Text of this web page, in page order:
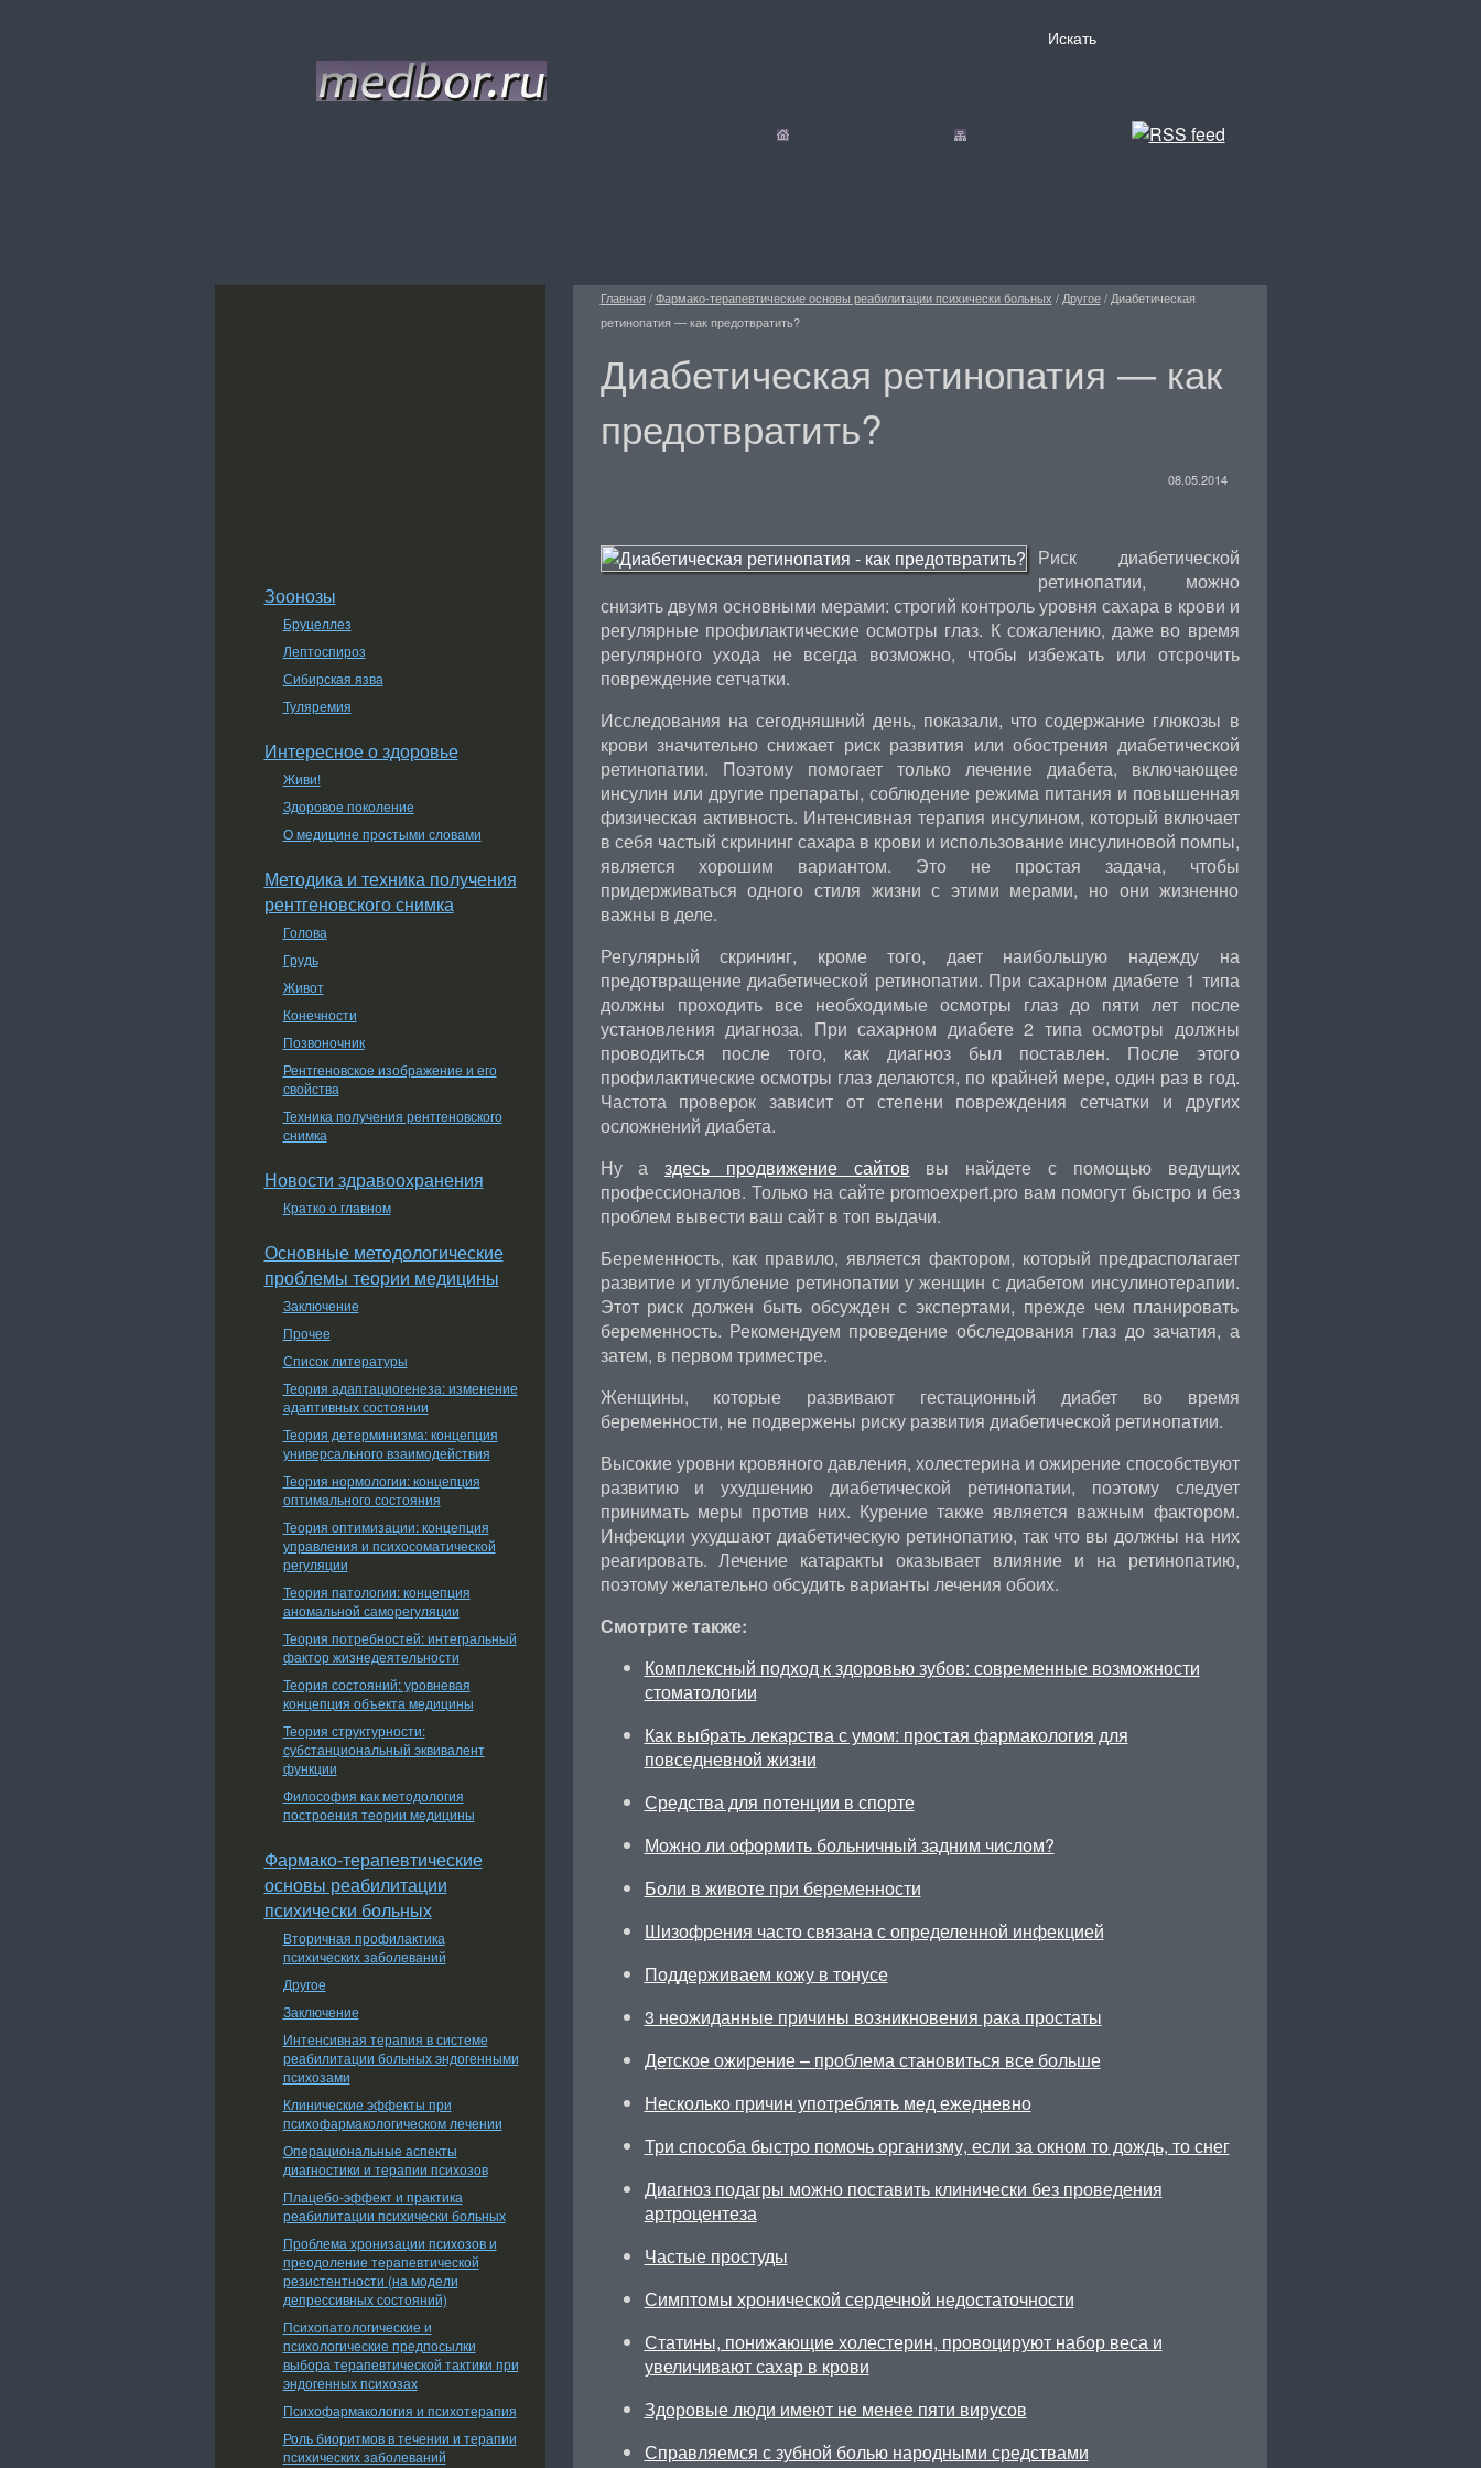
Главная /Фармако-терапевтические основы реабилитации психически больных / Другое/ Диабетическая
ретинопатия — как предотвратить?
Диабетическая ретинопатия — как
предотвратить?
08.05.2014
Риск диабетической
ретинопатии, можно
снизить двумя основными мерами: строгий контроль уровня сахара в крови и
регулярные профилактические осмотры глаз. К сожалению, даже во время
регулярного ухода не всегда возможно, чтобы избежать или отсрочить
повреждение сетчатки.
Исследования на сегодняшний день, показали, что содержание глюкозы в
крови значительно снижает риск развития или обострения диабетической
ретинопатии. Поэтому помогает только лечение диабета, включающее
инсулин или другие препараты, соблюдение режима питания и повышенная
физическая активность. Интенсивная терапия инсулином, который включает
в себя частый скрининг сахара в крови и использование инсулиновой помпы,
является хорошим вариантом. Это не простая задача, чтобы
придерживаться одного стиля жизни с этими мерами, но они жизненно
важны в деле.
Регулярный скрининг, кроме того, дает наибольшую надежду на
предотвращение диабетической ретинопатии. При сахарном диабете 1 типа
должны проходить все необходимые осмотры глаз до пяти лет после
установления диагноза. При сахарном диабете 2 типа осмотры должны
проводиться после того, как диагноз был поставлен. После этого
профилактические осмотры глаз делаются, по крайней мере, один раз в год.
Частота проверок зависит от степени повреждения сетчатки и других
осложнений диабета.
Ну аздесь продвижение сайтов вы найдете с помощью ведущих
профессионалов. Только на сайте promoexpert.pro вам помогут быстро и без
проблем вывести ваш сайт в топ выдачи.
Беременность, как правило, является фактором, который предрасполагает
развитие и углубление ретинопатии у женщин с диабетом инсулинотерапии.
Этот риск должен быть обсужден с экспертами, прежде чем планировать
беременность. Рекомендуем проведение обследования глаз до зачатия, а
затем, в первом триместре.
Женщины, которые развивают гестационный диабет во время
беременности, не подвержены риску развития диабетической ретинопатии.
Высокие уровни кровяного давления, холестерина и ожирение способствуют
развитию и ухудшению диабетической ретинопатии, поэтому следует
принимать меры против них. Курение также является важным фактором.
Инфекции ухудшают диабетическую ретинопатию, так что вы должны на них
реагировать. Лечение катаракты оказывает влияние и на ретинопатию,
поэтому желательно обсудить варианты лечения обоих.
Смотрите также:
Комплексный подход к здоровью зубов: современные возможности
стоматологии
Как выбрать лекарства с умом: простая фармакология для
повседневной жизни
Средства для потенции в спорте
Можно ли оформить больничный задним числом?
Боли в животе при беременности
Шизофрения часто связана с определенной инфекцией
Поддерживаем кожу в тонусе
3 неожиданные причины возникновения рака простаты
Детское ожирение – проблема становиться все больше
Несколько причин употреблять мед ежедневно
Три способа быстро помочь организму, если за окном то дождь, то снег
Диагноз подагры можно поставить клинически без проведения
артроцентеза
Частые простуды
Симптомы хронической сердечной недостаточности
Статины, понижающие холестерин, провоцируют набор веса и
увеличивают сахар в крови
Здоровые люди имеют не менее пяти вирусов
Справляемся с зубной болью народными средствами
Зоонозы
Бруцеллез
Лептоспироз
Сибирская язва
Туляремия
Интересное о здоровье
Живи!
Здоровое поколение
О медицине простыми словами
Методика и техника получения
рентгеновского снимка
Голова
Грудь
Живот
Конечности
Позвоночник
Рентгеновское изображение и его
свойства
Техника получения рентгеновского
снимка
Новости здравоохранения
Кратко о главном
Основные методологические
проблемы теории медицины
Заключение
Прочее
Список литературы
Теория адаптациогенеза: изменение
адаптивных состоянии
Теория детерминизма: концепция
универсального взаимодействия
Теория нормологии: концепция
оптимального состояния
Теория оптимизации: концепция
управления и психосоматической
регуляции
Теория патологии: концепция
аномальной саморегуляции
Теория потребностей: интегральный
фактор жизнедеятельности
Теория состояний: уровневая
концепция объекта медицины
Теория структурности:
субстанциональный эквивалент
функции
Философия как методология
построения теории медицины
Фармако-терапевтические
основы реабилитации
психически больных
Вторичная профилактика
психических заболеваний
Другое
Заключение
Интенсивная терапия в системе
реабилитации больных эндогенными
психозами
Клинические эффекты при
психофармакологическом лечении
Операциональные аспекты
диагностики и терапии психозов
Плацебо-эффект и практика
реабилитации психически больных
Проблема хронизации психозов и
преодоление терапевтической
резистентности (на модели
депрессивных состояний)
Психопатологические и
психологические предпосылки
выбора терапевтической тактики при
эндогенных психозах
Психофармакология и психотерапия
Роль биоритмов в течении и терапии
психических заболеваний